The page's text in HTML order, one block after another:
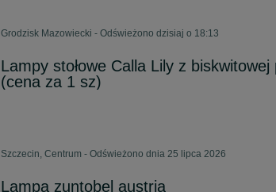
Grodzisk Mazowiecki - Odświeżono dzisiaj o 18:13
Lampy stołowe Calla Lily z
(cena za 1 sz)
Szczecin, Centrum - Odświeżono dnia 25 lipca 2026
Lampa zuntobel austria